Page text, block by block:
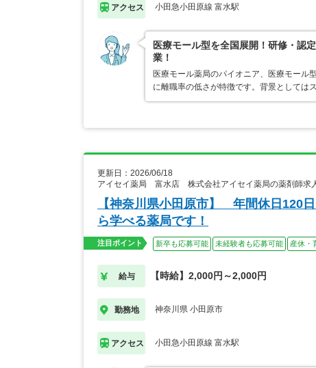
アクセス 小田急小田原線 富水駅
医療モール型を全国展開！研修・認
業！
医療モール薬局のパイオニア、医療モール
に離職率の低さが特徴です。背景として
更新日：2026/06/18
アイセイ薬局 富水店 株式会社アイセイ薬局の薬剤師求
【神奈川県小田原市】 年間休日120
ら学べる薬局です！
注目ポイント 新卒も応募可能 未経験者も応募可能 産休・
給与 【時給】2,000円～2,000円
勤務地 神奈川県 小田原市
アクセス 小田急小田原線 富水駅